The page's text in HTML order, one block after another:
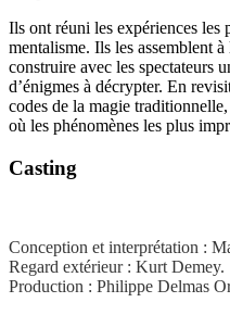
Ils ont réuni les expériences les
mentalisme. Ils les assemblent
construire avec les spectateurs
d’énigmes à décrypter. En
codes de la magie
où les phénomènes les plus
Casting
Conception et interprétation :
Regard extérieur : Kurt Demey.
Production : Philippe Delmas